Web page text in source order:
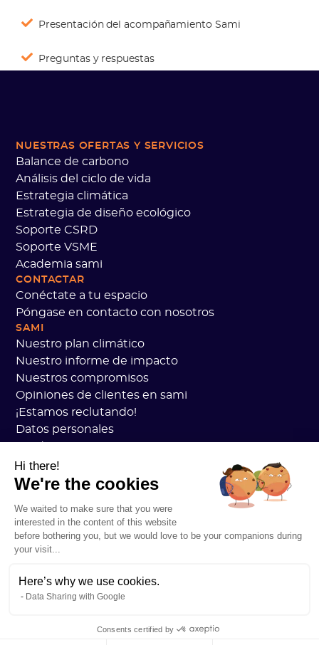
Presentación del acompañamiento Sami
Preguntas y respuestas
NUESTRAS OFERTAS Y SERVICIOS
Balance de carbono
Análisis del ciclo de vida
Estrategia climática
Estrategia de diseño ecológico
Soporte CSRD
Soporte VSME
Academia sami
CONTACTAR
Conéctate a tu espacio
Póngase en contacto con nosotros
SAMI
Nuestro plan climático
Nuestro informe de impacto
Nuestros compromisos
Opiniones de clientes en sami
¡Estamos reclutando!
Datos personales
Academia Sami CGV
seguridad
Estado de los servicios
RECURSOS
Plan general de carbono
Práctica de carbono abierto
Nuestro blog
Comprenda todo sobre la huella de carbono
Entendiendo todo en CSRD
Hi there!
We're the cookies
We waited to make sure that you were
interested in the content of this website
before bothering you, but we would love to be your companions during
your visit...
Here’s why we use cookies.
Data Sharing with Google
Consents certified by